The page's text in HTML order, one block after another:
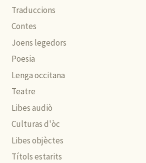
Traduccions
Contes
Joens legedors
Poesia
Lenga occitana
Teatre
Libes audiò
Culturas d'òc
Libes objèctes
Títols estarits